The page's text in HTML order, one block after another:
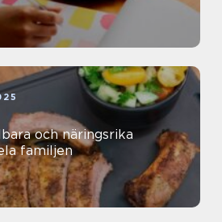
och näringsrika
familjen